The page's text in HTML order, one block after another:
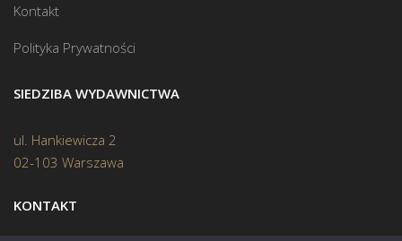
Kontakt
Polityka Prywatności
SIEDZIBA WYDAWNICTWA
ul. Hankiewicza 2
02-103 Warszawa
KONTAKT